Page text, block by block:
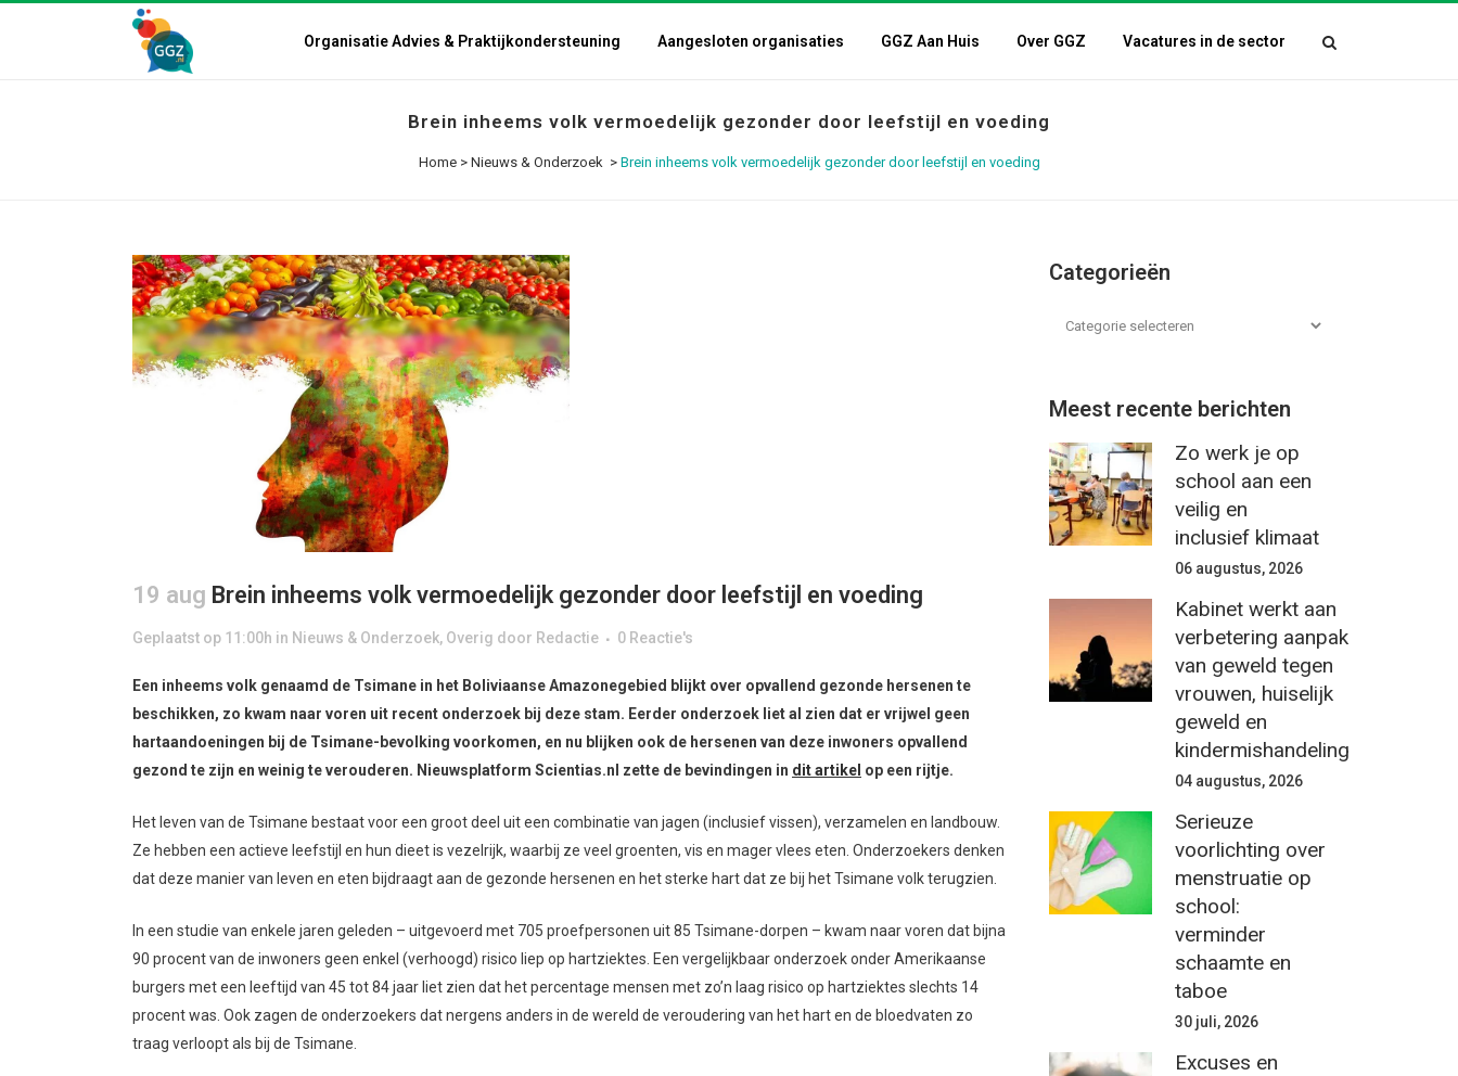
Organisatie Advies & Praktijkondersteuning Aangesloten organisaties GGZ Aan Huis Over GGZ Vacatures in de sector
Brein inheems volk vermoedelijk gezonder door leefstijl en voeding
Home> Nieuws & Onderzoek > Brein inheems volk vermoedelijk gezonder door leefstijl en voeding
19 aug Brein inheems volk vermoedelijk gezonder door leefstijl en voeding
Geplaatst op 11:00h in Nieuws & Onderzoek, Overig door Redactie 0 Reactie's
Een inheems volk genaamd de Tsimane in het Boliviaanse Amazonegebied blijkt over opvallend gezonde hersenen te
beschikken, zo kwam naar voren uit recent onderzoek bij deze stam. Eerder onderzoek liet al zien dat er vrijwel geen
hartaandoeningen bij de Tsimane-bevolking voorkomen, en nu blijken ook de hersenen van deze inwoners opvallend
gezond te zijn en weinig te verouderen. Nieuwsplatform Scientias.nl zette de bevindingen in dit artikel op een rijtje.
Het leven van de Tsimane bestaat voor een groot deel uit een combinatie van jagen (inclusief vissen), verzamelen en landbouw.
Ze hebben een actieve leefstijl en hun dieet is vezelrijk, waarbij ze veel groenten, vis en mager vlees eten. Onderzoekers denken
dat deze manier van leven en eten bijdraagt aan de gezonde hersenen en het sterke hart dat ze bij het Tsimane volk terugzien.
In een studie van enkele jaren geleden – uitgevoerd met 705 proefpersonen uit 85 Tsimane-dorpen – kwam naar voren dat bijna
90 procent van de inwoners geen enkel (verhoogd) risico liep op hartziektes. Een vergelijkbaar onderzoek onder Amerikaanse
burgers met een leeftijd van 45 tot 84 jaar liet zien dat het percentage mensen met zo’n laag risico op hartziektes slechts 14
procent was. Ook zagen de onderzoekers dat nergens anders in de wereld de veroudering van het hart en de bloedvaten zo
traag verloopt als bij de Tsimane.
Categorieën
Meest recente berichten
Zo werk je op
school aan een
veilig en
inclusief klimaat
06 augustus, 2026
Kabinet werkt aan
verbetering aanpak
van geweld tegen
vrouwen, huiselijk
geweld en
kindermishandeling
04 augustus, 2026
Serieuze
voorlichting over
menstruatie op
school:
verminder
schaamte en
taboe
30 juli, 2026
Excuses en